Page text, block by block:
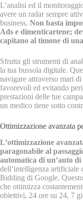
L’analisi ed il
avere un radar sempre
business. Non basta
Ads e dimenticartene;
capitano al timone di
Sfrutta gli strumenti di
la tua bussola digitale.
navigare attraverso mari
favorevoli ed evitando
prestazioni delle tue
un medico tiene sotto
Ottimizzazione avanzata
L’ottimizzazione
paragonabile al
automatica di un’auto di
dell’intelligenza artificiale
Bidding di Google.
che ottimizza
obiettivi, 24 ore su 24, 7